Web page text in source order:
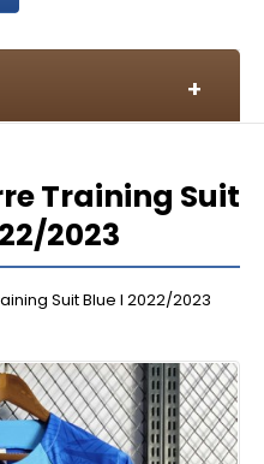
Training Suit
2023
Suit Blue I 2022/2023